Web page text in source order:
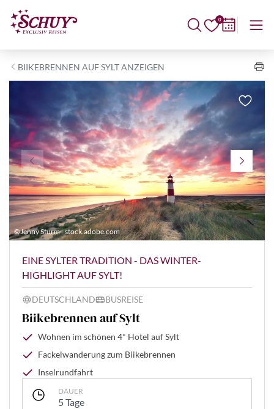
0
BIIKEBRENNEN AUF SYLT ANZEIGEN
©Jenny Sturm - stock.adobe.com
EINE SYLTER TRADITION - DAS WINTER-
HIGHLIGHT AUF SYLT!
DEUTSCHLAND BUSREISE
Biikebrennen auf Sylt
Wohnen im schönen 4* Hotel auf Sylt
Fackelwanderung zum Biikebrennen
Inselrundfahrt
DAUER
5 Tage